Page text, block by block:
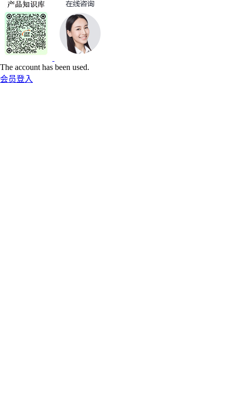
The account has been used.
会员登入